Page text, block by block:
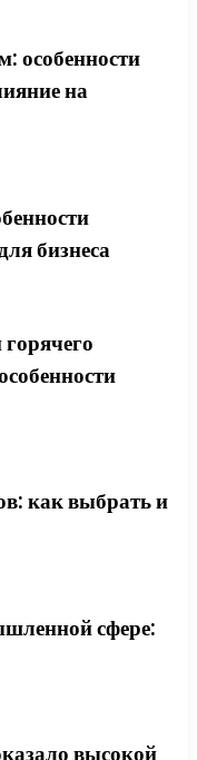
особенности
на
бизнеса
как выбрать и
сфере: